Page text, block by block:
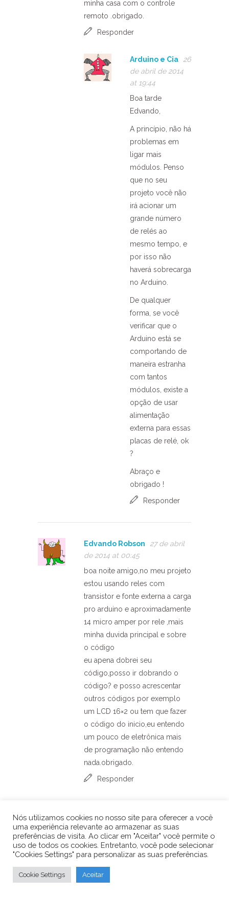
minha casa com o controle
remoto .obrigado.
Responder
Arduino e Cia
26
de abril de 2014
at 19:44
Boa tarde
Edvando,
A princípio, não há
problemas em
ligar mais
módulos. Penso
que no seu
projeto você não
irá acionar um
grande número
de relés ao
mesmo tempo, e
por isso não
haverá sobrecarga
no Arduino.
De qualquer
forma, se você
verificar que o
Arduino está se
comportando de
maneira estranha
com tantos
módulos, existe a
opção de usar
alimentação
externa para essas
placas de relé, ok
?
Abraço e
obrigado !
Responder
Edvando Robson
27 de abril
de 2014 at 00:45
boa noite amigo,no meu projeto
estou usando reles com
transistor e fonte externa a carga
pro arduino e aproximadamente
14 micro amper por rele ,mais
minha duvida principal e sobre
o código
eu apena dobrei seu
código,posso ir dobrando o
código? e posso acrescentar
outros códigos por exemplo
um LCD 16×2 ou tem que fazer
o código do inicio,eu entendo
um pouco de eletrônica mais
de programação não entendo
nada.obrigado.
Responder
de abril de 2014
at 18:10
Oi Edvando,
Nós utilizamos cookies no nosso site para oferecer a você
uma experiência relevante ao armazenar as suas
preferências de visita. Ao clicar em "Aceitar" você permite o
uso de todos os cookies. Entretanto, você pode selecionar
"Cookies Settings" para personalizar as suas preferências.
Cookie Settings Aceitar